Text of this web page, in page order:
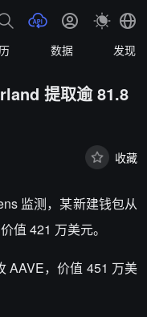
数据 发现
提取逾 81.8
收藏
监测，某新建钱包从
值 421 万美元。
AAVE，价值 451 万美